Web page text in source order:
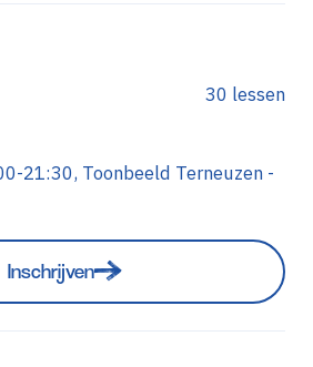
30 lessen
21:30, Toonbeeld Terneuzen -
Inschrijven